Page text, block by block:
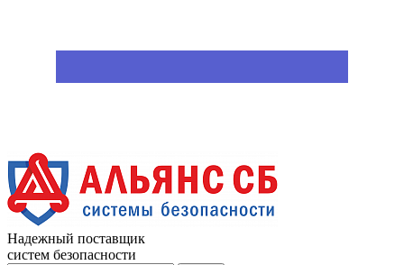
Надежный поставщик
систем безопасности